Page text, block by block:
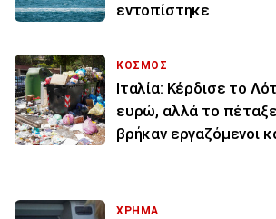
εντοπίστηκε
ΚΟΣΜΟΣ
Ιταλία: Κέρδισε το
ευρώ, αλλά το
βρήκαν εργαζόμενοι
ΧΡΗΜΑ